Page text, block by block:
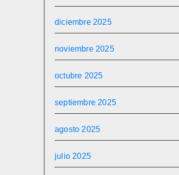
diciembre 2025
noviembre 2025
octubre 2025
septiembre 2025
agosto 2025
julio 2025